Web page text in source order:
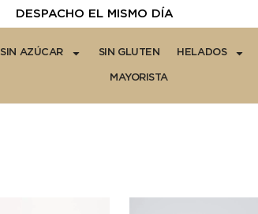
DESPACHO EL MISMO DÍA
SIN AZÚCAR SIN GLUTEN HELADOS
MAYORISTA